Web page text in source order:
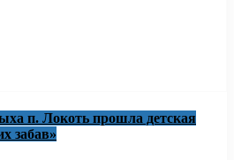
п. Локоть прошла детская
забав»